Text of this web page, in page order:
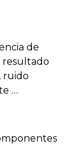
de
resultado
ruido
…